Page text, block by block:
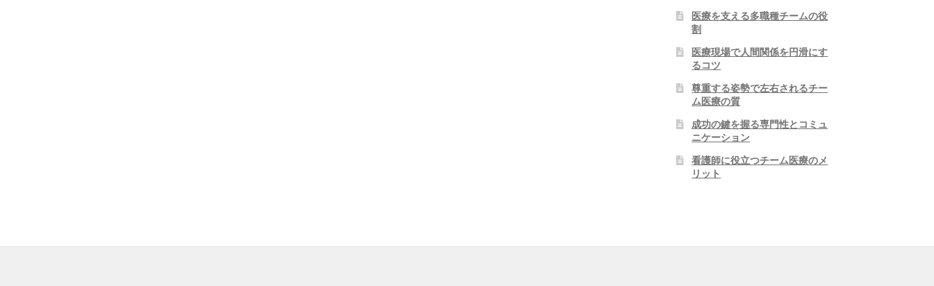
医療を支える多職種チームの役
割
医療現場で人間関係を円滑にす
るコツ
尊重する姿勢で左右されるチー
ム医療の質
成功の鍵を握る専門性とコミュ
ニケーション
看護師に役立つチーム医療のメ
リット